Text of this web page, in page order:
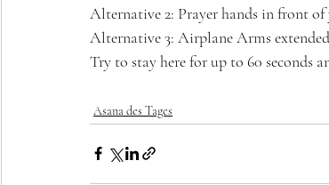
Alternative 2: Prayer hands in front of
Alternative 3: Airplane Arms
Try to stay here for up to 60 seconds
Asana des Tages